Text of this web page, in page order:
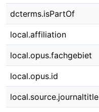
dcterms.isPartOf
local.affiliation
local.opus.fachgebiet
local.opus.id
local.source.journaltitle